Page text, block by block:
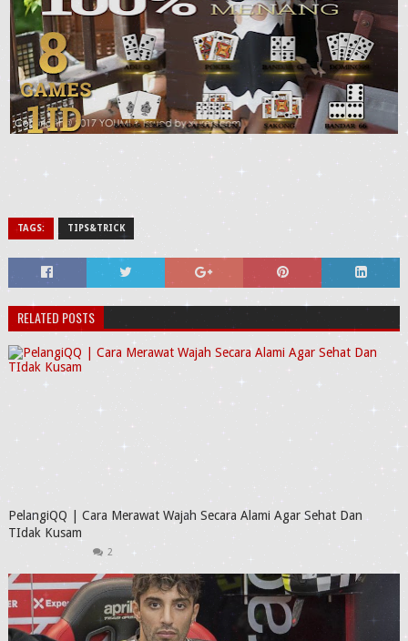
TAGS: TIPS&TRICK
RELATED POSTS
PelangiQQ | Cara Merawat Wajah Secara Alami Agar Sehat Dan
TIdak Kusam
2